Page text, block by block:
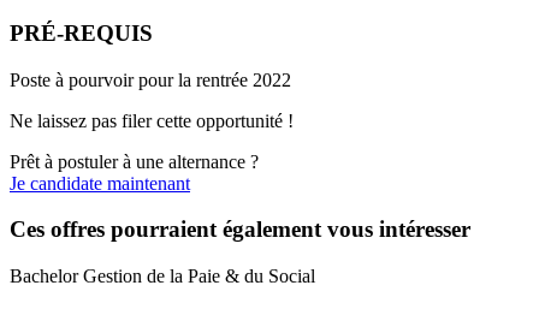
PRÉ-REQUIS
Poste à pourvoir pour la rentrée 2022
Ne laissez pas filer cette opportunité !
Prêt à postuler à une alternance ?
Je candidate maintenant
Ces offres pourraient également vous intéresser
Bachelor Gestion de la Paie & du Social